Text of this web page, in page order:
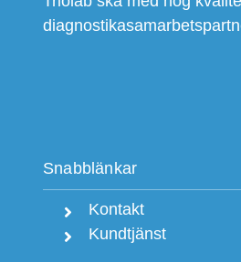
Snabblänkar
Kontakt
Kundtjänst